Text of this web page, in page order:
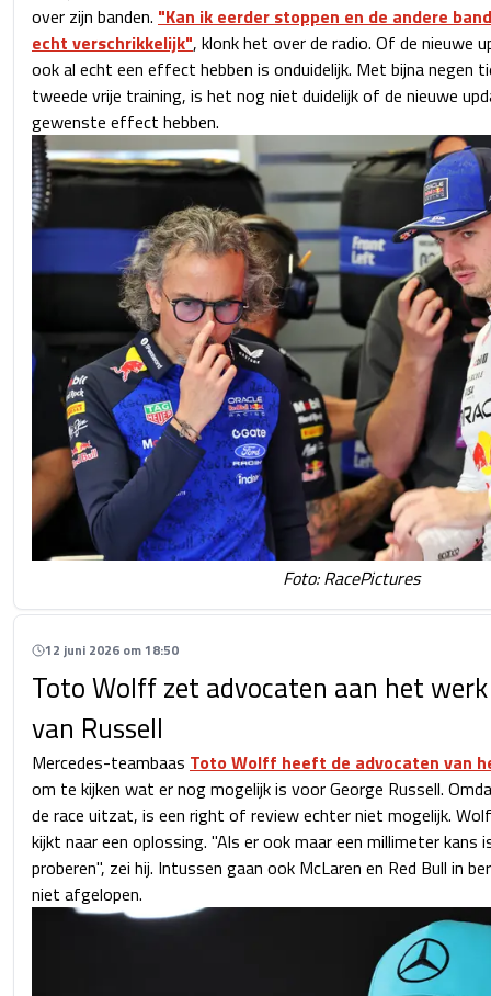
over zijn banden. "Kan ik eerder stoppen en de andere
echt verschrikkelijk", klonk het over de radio. Of de nieuwe
ook al echt een effect hebben is onduidelijk. Met bijna negen
tweede vrije training, is het nog niet duidelijk of de nieuwe
gewenste effect hebben.
Foto: RacePictures
12 juni 2026 om 18:50
Toto Wolff zet advocaten aan het
van Russell
Mercedes-teambaas Toto Wolff heeft de advocaten van
om te kijken wat er nog mogelijk is voor George Russell.
de race uitzat, is een right of review echter niet mogelijk.
kijkt naar een oplossing. "Als er ook maar een millimeter kans
proberen", zei hij. Intussen gaan ook McLaren en Red Bull in
niet afgelopen.